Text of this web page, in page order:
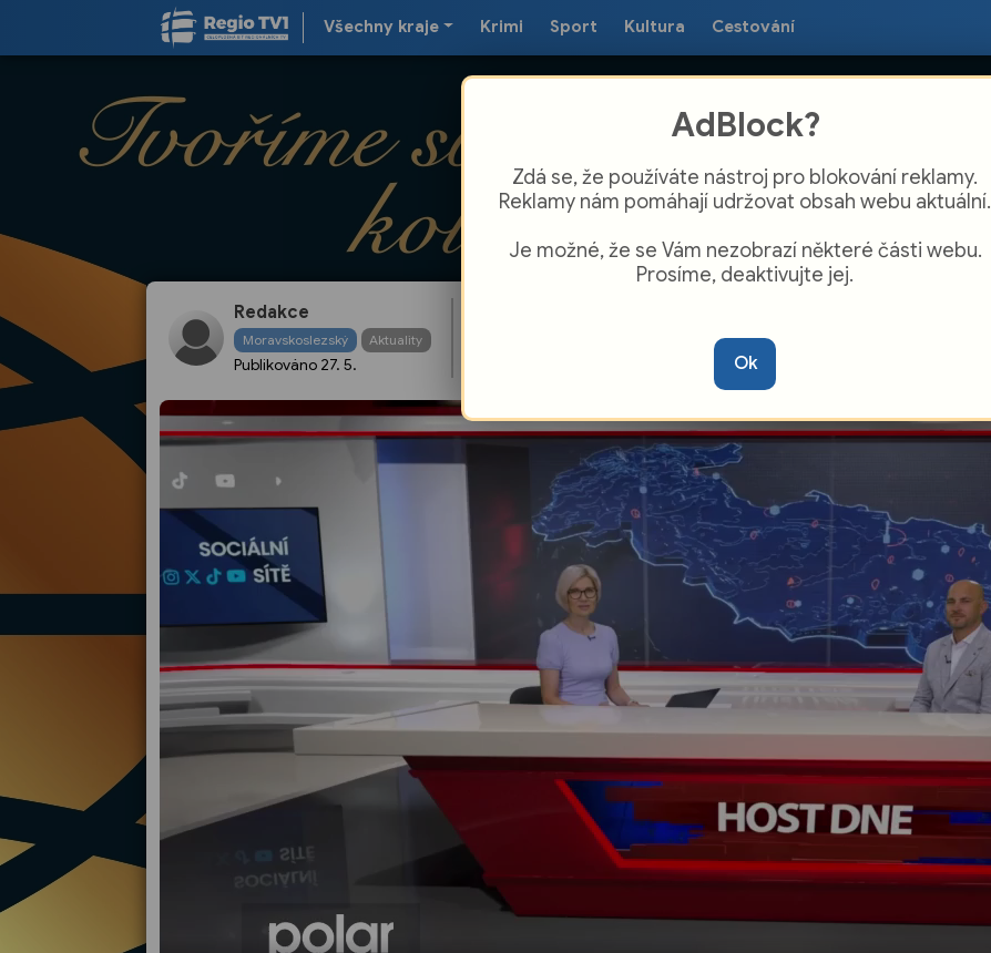
Všechny kraje Krimi Sport Kultura Cestování
Redakce
Moravskoslezský Aktuality
Publikováno 27. 5.
AZ Havířov se připravuje na Maxa ligu
AdBlock?
Zdá se, že používáte nástroj pro blokování reklamy.
Reklamy nám pomáhají udržovat obsah webu aktuální.
Je možné, že se Vám nezobrazí některé části webu.
Prosíme, deaktivujte jej.
Ok